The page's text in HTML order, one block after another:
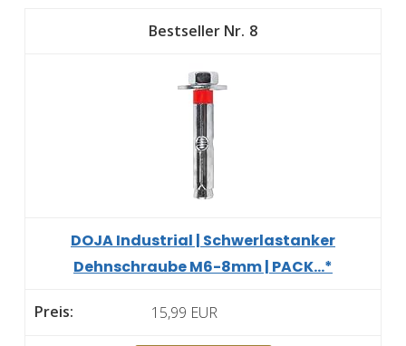
8
DOJA Industrial | Schwerlastanker
Dehnschraube M6-8mm | PACK...*
15,99 EUR